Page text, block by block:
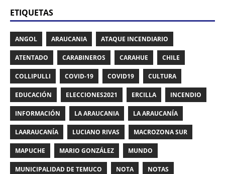
ETIQUETAS
ANGOL ARAUCANIA ATAQUE INCENDIARIO
ATENTADO CARABINEROS CARAHUE CHILE
COLLIPULLI COVID-19 COVID19 CULTURA
EDUCACIÓN ELECCIONES2021 ERCILLA INCENDIO
INFORMACIÓN LA ARAUCANIA LA ARAUCANÍA
LAARAUCANÍA LUCIANO RIVAS MACROZONA SUR
MAPUCHE MARIO GONZÁLEZ MUNDO
MUNICIPALIDAD DE TEMUCO NOTA NOTAS